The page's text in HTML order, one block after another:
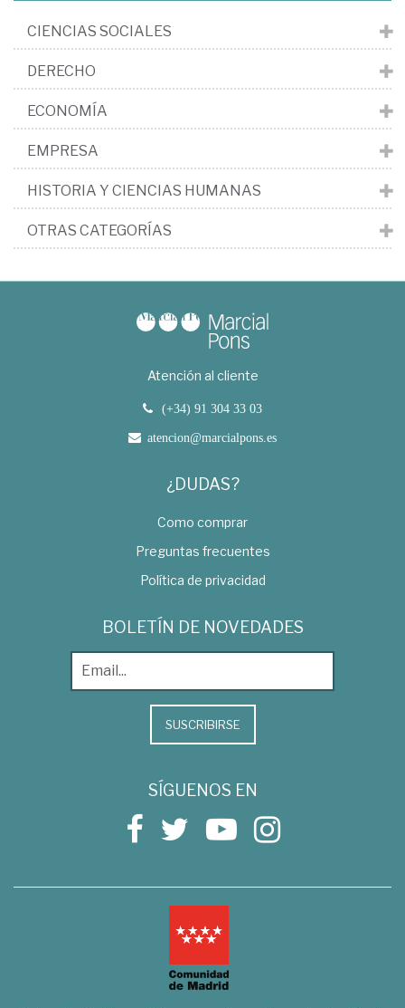
CIENCIAS SOCIALES
DERECHO
ECONOMÍA
EMPRESA
HISTORIA Y CIENCIAS HUMANAS
OTRAS CATEGORÍAS
Atención al cliente
(+34) 91 304 33 03
atencion@marcialpons.es
¿DUDAS?
Como comprar
Preguntas frecuentes
Política de privacidad
BOLETÍN DE NOVEDADES
SUSCRIBIRSE
SÍGUENOS EN